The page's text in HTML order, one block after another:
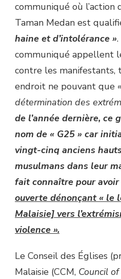
communiqué où l’action
Taman Medan est
haine et d’intolérance »
communiqué appellent
contre les
endroit ne pouvant que
détermination des
de l’année dernière, ce
nom de « G25 » car
vingt-cinq anciens
musulmans dans leur
fait connaître pour
ouverte dénonçant « le
Malaisie] vers
violence ».
Le Conseil des Églises
Malaisie (CCM, Council